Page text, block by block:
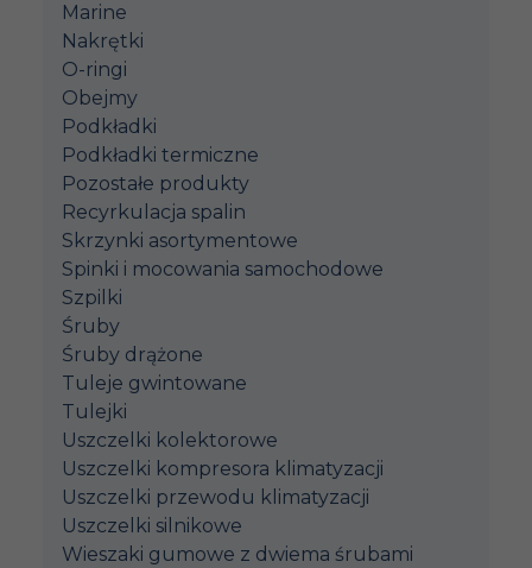
Marine
Nakrętki
O-ringi
Obejmy
Podkładki
Podkładki termiczne
Pozostałe produkty
Recyrkulacja spalin
Skrzynki asortymentowe
Spinki i mocowania samochodowe
Szpilki
Śruby
Śruby drążone
Tuleje gwintowane
Tulejki
Uszczelki kolektorowe
Uszczelki kompresora klimatyzacji
Uszczelki przewodu klimatyzacji
Uszczelki silnikowe
Wieszaki gumowe z dwiema śrubami